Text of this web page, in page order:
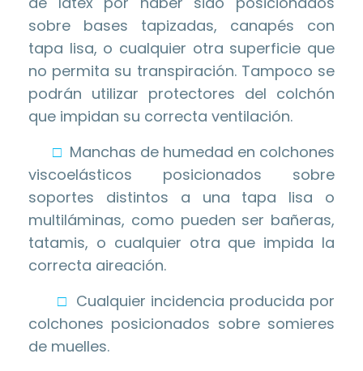
sobre bases tapizadas, canapés con
tapa lisa, o cualquier otra superficie que
no permita su transpiración. Tampoco se
podrán utilizar protectores del colchón
que impidan su correcta ventilación.
□ Manchas de humedad en colchones
viscoelásticos posicionados sobre
soportes distintos a una tapa lisa o
multiláminas, como pueden ser bañeras,
tatamis, o cualquier otra que impida la
correcta aireación.
□ Cualquier incidencia producida por
colchones posicionados sobre somieres
de muelles.